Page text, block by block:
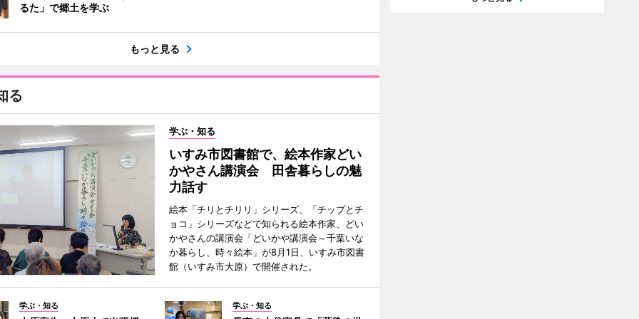
るた」で郷土を学ぶ
もっと見る
る
学ぶ・知る
いすみ市図書館で、絵本作家どい
かやさん講演会 田舎暮らしの魅
力話す
絵本「チリとチリリ」シリーズ、「チップとチ
ョコ」シリーズなどで知られる絵本作家、どい
かやさんの講演会「どいかや講演会～千葉いな
か暮らし、時々絵本」が8月1日、いすみ市図書
館（いすみ市大原）で開催された。
学ぶ・知る 学ぶ・知る